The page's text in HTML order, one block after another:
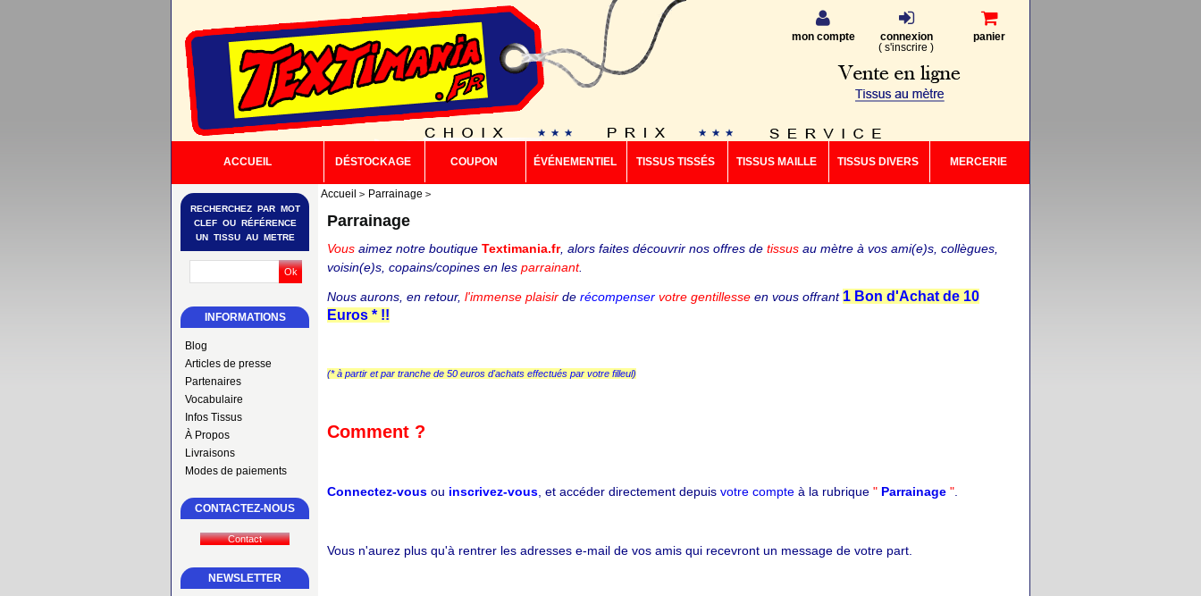
mon compte
connexion
( s'inscrire )
panier
ACCUEIL DÉSTOCKAGE COUPON ÉVÉNEMENTIEL TISSUS TISSÉS TISSUS MAILLE TISSUS DIVERS MERCERIE
INFORMATIONS
Blog
Articles de presse
Partenaires
Vocabulaire
Infos Tissus
À Propos
Livraisons
Modes de paiements
RECHERCHEZ PAR MOT
CLEF OU RÉFÉRENCE
UN TISSU AU METRE
CONTACTEZ-NOUS
NEWSLETTER
Accueil Parrainage
Parrainage
Vous aimez notre boutique Textimania.fr, alors faites découvrir nos offres de tissus au mètre à vos ami(e)s, collègues,
voisin(e)s, copains/copines en les parrainant.
Nous aurons, en retour, l'immense plaisir de récompenser votre gentillesse en vous offrant 1 Bon d'Achat de 10
Euros * !!
(* à partir et par tranche de 50 euros d'achats effectués par votre filleul)
Comment ?
Connectez-vous ou inscrivez-vous , et accéder directement depuis votre compte à la rubrique " Parrainage "
Vous n'aurez plus qu'à rentrer les adresses e-mail de vos amis qui recevront un message de votre part.